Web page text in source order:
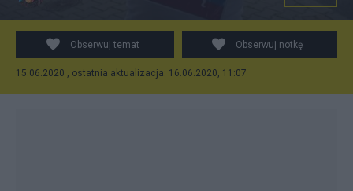
Obserwuj temat Obserwuj notkę
15.06.2020 , ostatnia aktualizacja: 16.06.2020, 11:07